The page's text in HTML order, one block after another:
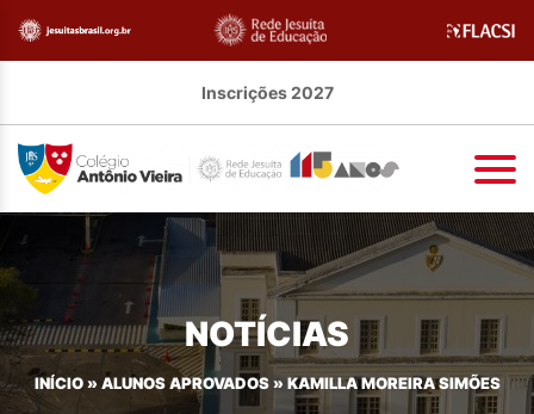
Inscrições 2027
NOTÍCIAS
INÍCIO» ALUNOS APROVADOS» KAMILLA MOREIRA SIMÕES